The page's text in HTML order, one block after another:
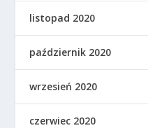
listopad 2020
październik 2020
wrzesień 2020
czerwiec 2020